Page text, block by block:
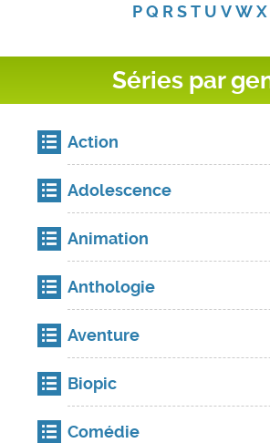
P Q R S T U V W X
Séries par
Action
Adolescence
Animation
Anthologie
Aventure
Biopic
Comédie